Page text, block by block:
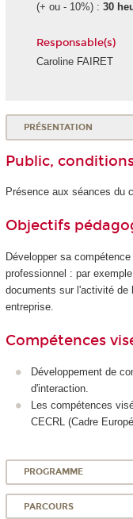
(+ ou - 10%) : 30
Responsable(s)
Caroline FAIRET
PRÉSENTATION
Public,
Présence aux séances du
Objectifs
Développer sa
professionnel : par
documents sur l'activité de
entreprise.
Compétences
Développement de
d'interaction.
Les compétences
CECRL (Cadre
PROGRAMME
PARCOURS